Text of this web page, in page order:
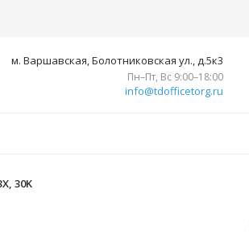
м. Варшавская, Болотниковская ул., д.5к3
Пн–Пт, Вс 9:00–18:00
info@tdofficetorg.ru
30K